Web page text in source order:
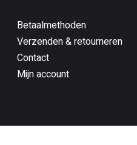
Betaalmethoden
Verzenden & retourneren
Contact
Mijn account